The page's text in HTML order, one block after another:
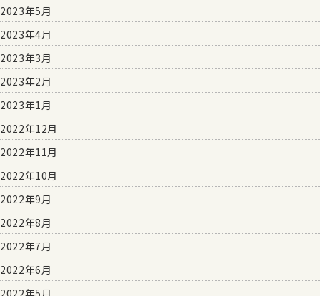
2023年5月
2023年4月
2023年3月
2023年2月
2023年1月
2022年12月
2022年11月
2022年10月
2022年9月
2022年8月
2022年7月
2022年6月
2022年5月